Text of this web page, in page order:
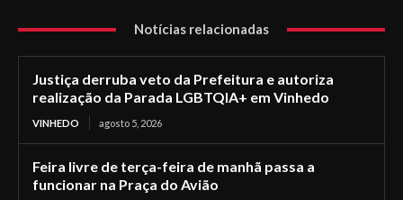
Notícias relacionadas
Justiça derruba veto da Prefeitura e autoriza
realização da Parada LGBTQIA+ em Vinhedo
VINHEDO agosto 5, 2026
Feira livre de terça-feira de manhã passa a
funcionar na Praça do Avião